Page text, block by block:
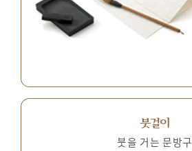
붓걸이
붓을 거는 문방구